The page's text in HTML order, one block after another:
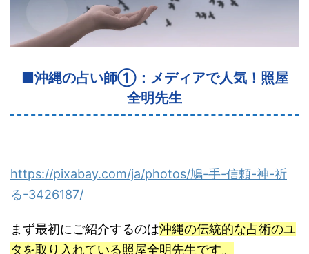
■沖縄の占い師①：メディアで人気！照屋
全明先生
https://pixabay.com/ja/photos/鳩-手-信頼-神-祈
る-3426187/
まず最初にご紹介するのは沖縄の伝統的な占術のユ
タを取り入れている照屋全明先生です。